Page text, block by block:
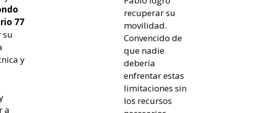
77
su
y
a
recuperar su
movilidad.
Convencido de
que nadie
debería
enfrentar estas
limitaciones sin
los recursos